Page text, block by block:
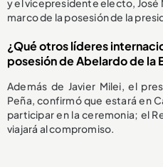
y el vicepresidente electo, José
marco de la posesión de la
¿Qué otros líderes
posesión de Abelardo de la
Además de Javier Milei, el
Peña, confirmó que estará en
participar en la ceremonia; el
viajará al compromiso.